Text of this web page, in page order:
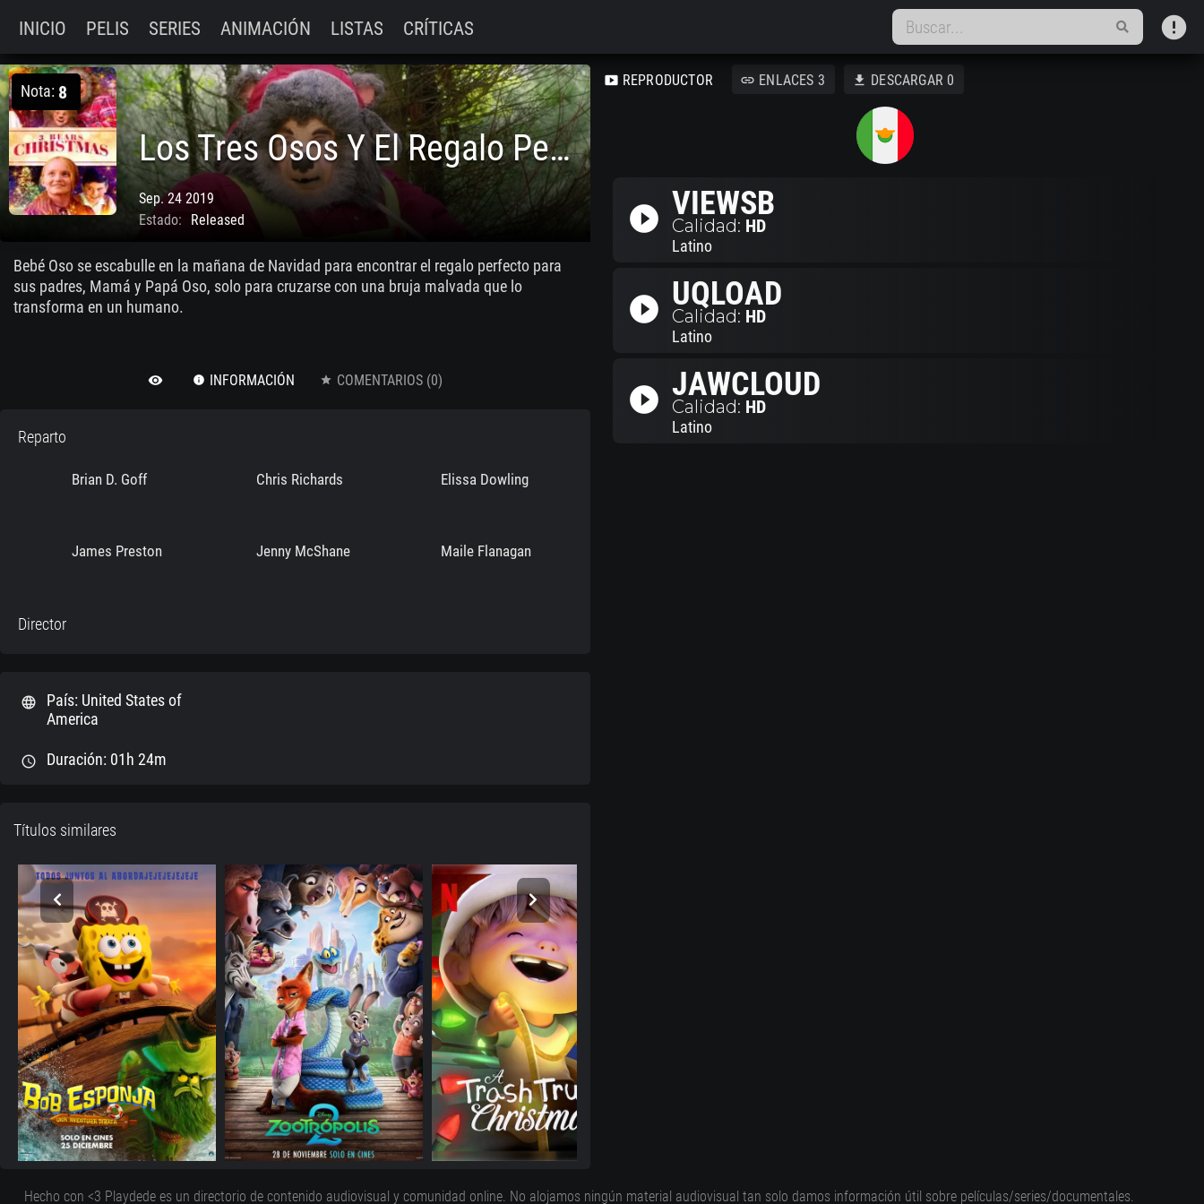
INICIO PELIS SERIES ANIMACIÓN LISTAS CRÍTICAS error
Nota: 8
Los Tres Osos Y El Regalo Perfecto
Sep. 24 2019
Estado:
Released
Bebé Oso se escabulle en la mañana de Navidad para encontrar el regalo perfecto para
sus padres, Mamá y Papá Oso, solo para cruzarse con una bruja malvada que lo
transforma en un humano.
remove_red_eye info INFORMACIÓN star COMENTARIOS (0)
Reparto
Brian D. Goff Chris Richards Elissa Dowling
James Preston Jenny McShane Maile Flanagan
Director
language
País: United States of
America
schedule Duración: 01h 24m
Títulos similares
smart_display REPRODUCTOR link ENLACES 3 download DESCARGAR 0
play_circle_filled VIEWSB
Calidad: HD
Latino
play_circle_filled UQLOAD
Calidad: HD
Latino
play_circle_filled JAWCLOUD
Calidad: HD
Latino
Hecho con <3 Playdede es un directorio de contenido audiovisual y comunidad online. No alojamos ningún material audiovisual tan solo damos información útil sobre películas/series/documentales.